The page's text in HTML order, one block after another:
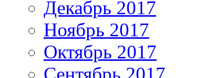
Декабрь 2017
Ноябрь 2017
Октябрь 2017